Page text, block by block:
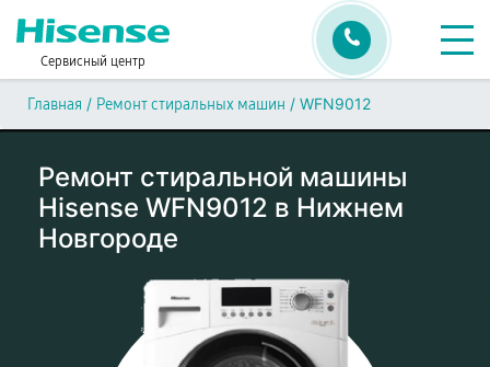
Сервисный центр
Главная / Ремонт стиральных машин / WFN9012
Ремонт стиральной машины
Hisense WFN9012 в Нижнем
Новгороде